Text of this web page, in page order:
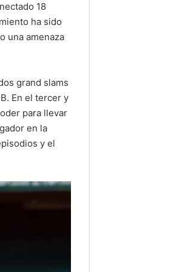
18
ha sido
una amenaza
grand slams
En el tercer y
para llevar
en la
y el